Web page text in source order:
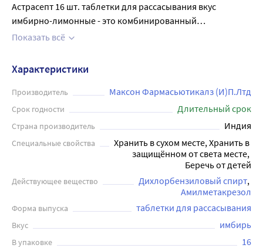
Астрасепт 16 шт. таблетки для рассасывания вкус
имбирно-лимонные - это комбинированный
лекарственный противомикробный препарат для
антисептическим действием. Активен в отношении
грамположительных и грамотрицательных
микроорганизмов. Выпускается в виде таблеток
оранжевого цвета с коричневатым оттенком.
воспалительных заболеваний полости рта и глотки
(облегчает боль и смягчает раздражение в горле).
Рекомендуется использовать таблетки Астрасепт
взрослым и детям старше 5 лет: при первых признаках
заболевания в полости рта. Перед применением
рекомендуется проконсультироваться с врачом.
Показать всё
Характеристики
Производитель Максон Фармасьютикалз (И)П.Лтд
Срок годности Длительный срок
Страна производитель Индия
Специальные свойства
Хранить в сухом месте, Хранить в
защищённом от света месте,
Беречь от детей
Действующее вещество
Дихлорбензиловый спирт
Амилметакрезол
Форма выпуска таблетки для рассасывания
Вкус имбирь
В упаковке 16